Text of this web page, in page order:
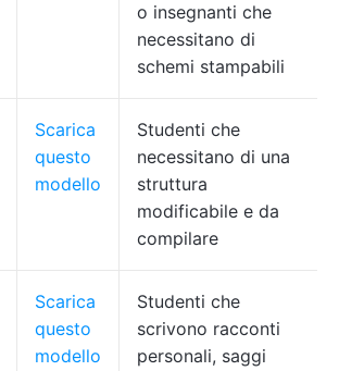
o insegnanti che
necessitano di
schemi stampabili
Scarica
questo
modello
Studenti che
necessitano di una
struttura
modificabile e da
compilare
Scarica
questo
modello
Studenti che
scrivono racconti
personali, saggi